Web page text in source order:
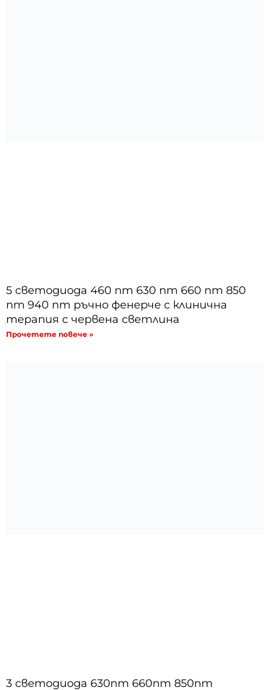
5 светодиода 460 nm 630 nm 660 nm 850
nm 940 nm ръчно фенерче с клинична
терапия с червена светлина
Прочетете повече »
3 светодиода 630nm 660nm 850nm